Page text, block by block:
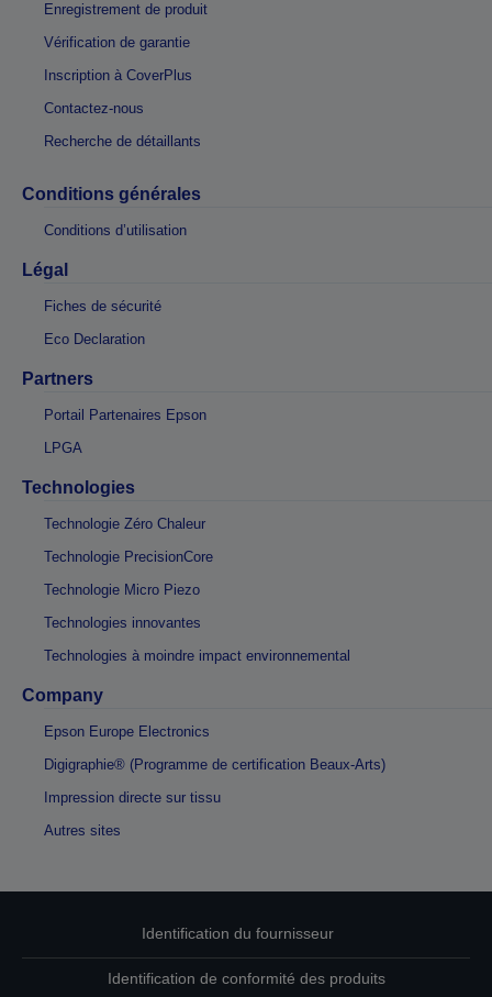
Enregistrement de produit
Vérification de garantie
Inscription à CoverPlus
Contactez-nous
Recherche de détaillants
Conditions générales
Conditions d’utilisation
Légal
Fiches de sécurité
Eco Declaration
Partners
Portail Partenaires Epson
LPGA
Technologies
Technologie Zéro Chaleur
Technologie PrecisionCore
Technologie Micro Piezo
Technologies innovantes
Technologies à moindre impact environnemental
Company
Epson Europe Electronics
Digigraphie® (Programme de certification Beaux-Arts)
Impression directe sur tissu
Autres sites
Identification du fournisseur
Identification de conformité des produits